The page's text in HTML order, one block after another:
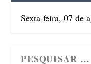
Sexta-feira, 07 de